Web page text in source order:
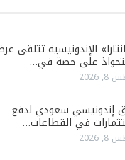
الإندونيسية تتلقى
على حصة في…
إندونيسي سعودي لدفع
في القطاعات…